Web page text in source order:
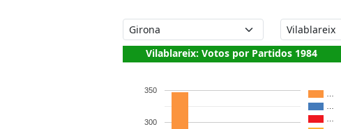
Vilablareix: Votos por Partidos 1984
300
350